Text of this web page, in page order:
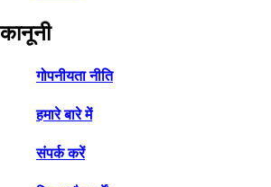
कानूनी
गोपनीयता नीति
हमारे बारे में
संपर्क करें